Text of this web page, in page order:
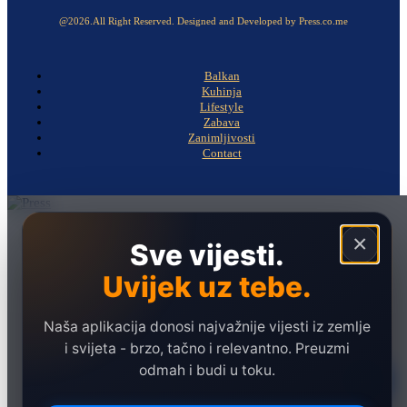
@2026.All Right Reserved. Designed and Developed by Press.co.me
Balkan
Kuhinja
Lifestyle
Zabava
Zanimljivosti
Contact
×
Sve vijesti.
Uvijek uz tebe.
Naša aplikacija donosi najvažnije vijesti iz zemlje
i svijeta - brzo, tačno i relevantno. Preuzmi
odmah i budi u toku.
Ekonomija